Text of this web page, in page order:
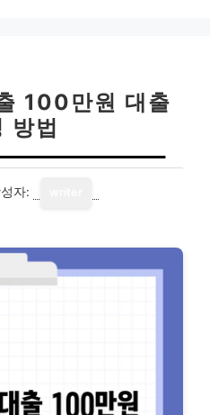
100만원 대출
방법
자: